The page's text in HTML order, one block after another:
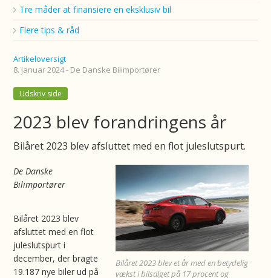
Tre måder at finansiere en eksklusiv bil
Flere tips & råd
Artikeloversigt
8. januar 2024 - De Danske Bilimportører
Udskriv side
2023 blev forandringens år
Bilåret 2023 blev afsluttet med en flot juleslutspurt.
Bilåret 2023 blev et år med en betydelig
vækst i bilsalget på 17 procent og
De Danske
Bilimportører
Bilåret 2023 blev
afsluttet med en flot
juleslutspurt i
december, der bragte
19.187 nye biler ud på